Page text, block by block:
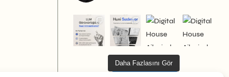
Daha Fazlasını Gör